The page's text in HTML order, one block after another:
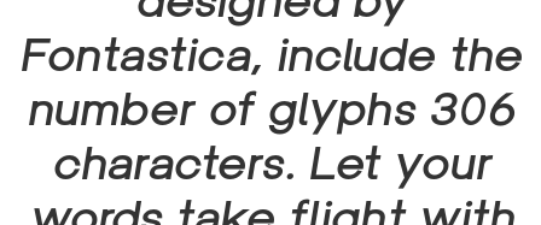
Fontastica, include the
number of glyphs 306
characters. Let your